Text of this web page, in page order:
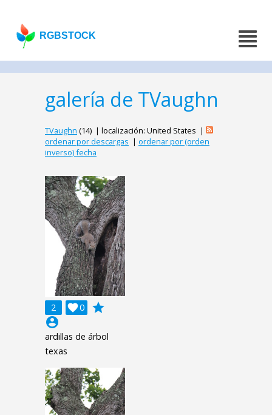
RGBSTOCK
galería de TVaughn
TVaughn (14) | localización: United States |
ordenar por descargas | ordenar por (orden
inverso) fecha
2 0

grade
account_circle
ardillas de árbol
texas